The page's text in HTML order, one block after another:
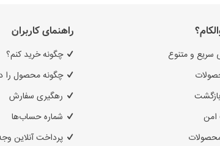
سریع و متنوع
امن
راهنمای کاربران
چگونه خرید کنم؟
چگونه محصول را
رهگیری سفارش
شماره حساب‌ها
پرداخت آنلاین